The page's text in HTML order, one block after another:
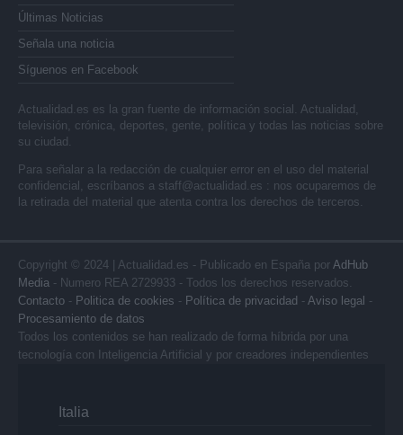
Últimas Noticias
Señala una noticia
Síguenos en Facebook
Actualidad.es es la gran fuente de información social. Actualidad,
televisión, crónica, deportes, gente, política y todas las noticias sobre
su ciudad.
Para señalar a la redacción de cualquier error en el uso del material
confidencial, escríbanos a staff@actualidad.es : nos ocuparemos de
la retirada del material que atenta contra los derechos de terceros.
Copyright © 2024 | Actualidad.es - Publicado en España por AdHub
Media - Numero REA 2729933 - Todos los derechos reservados.
Contacto - Politica de cookies - Política de privacidad - Aviso legal -
Procesamiento de datos
Todos los contenidos se han realizado de forma híbrida por una
tecnología con Inteligencia Artificial y por creadores independientes
Italia